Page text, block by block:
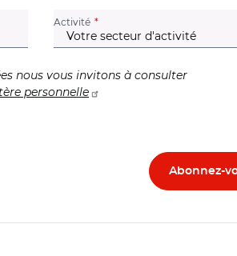
Activité (champ obligatoire)
nous vous invitons à consulter
personnelle